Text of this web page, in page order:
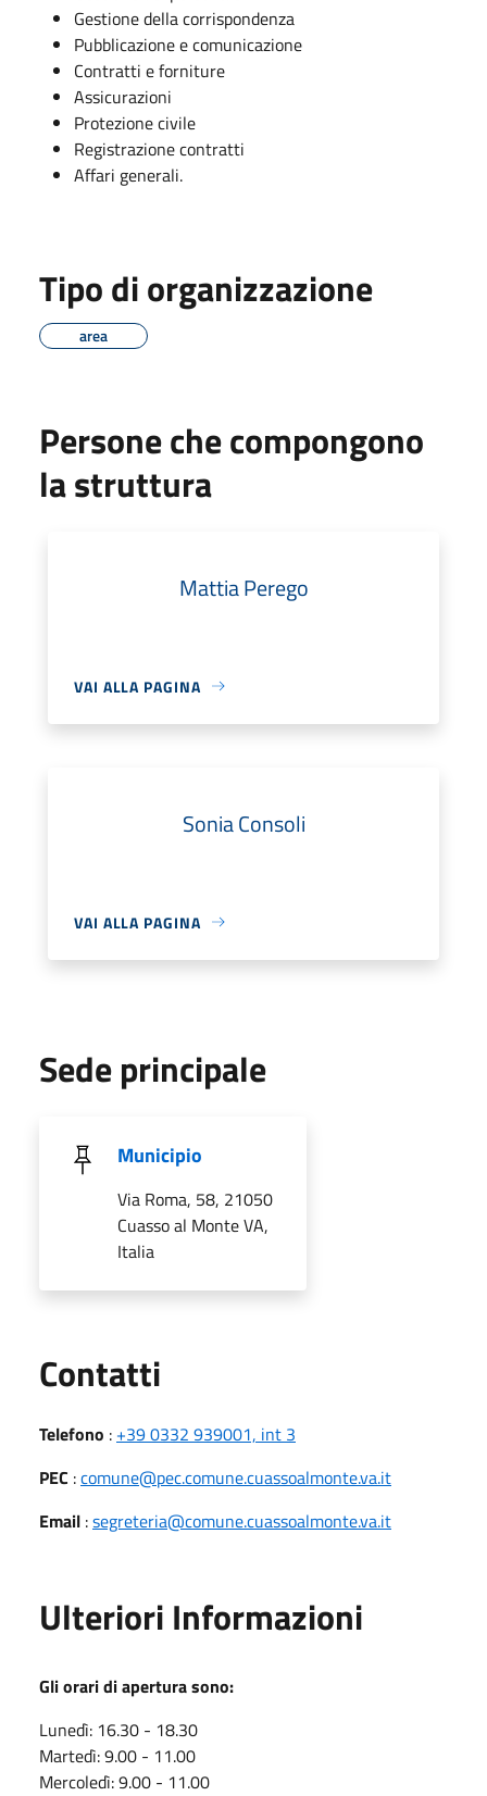
Gestione della corrispondenza
Pubblicazione e comunicazione
Contratti e forniture
Assicurazioni
Protezione civile
Registrazione contratti
Affari generali.
Tipo di organizzazione
area
Persone che compongono
la struttura
Mattia Perego
VAI ALLA PAGINA
Sonia Consoli
VAI ALLA PAGINA
Sede principale
Municipio
Via Roma, 58, 21050
Cuasso al Monte VA,
Italia
Contatti
Telefono : +39 0332 939001, int 3
PEC :comune@pec.comune.cuassoalmonte.va.it
Email :segreteria@comune.cuassoalmonte.va.it
Ulteriori Informazioni
Gli orari di apertura sono:
Lunedì: 16.30 - 18.30
Martedì: 9.00 - 11.00
Mercoledì: 9.00 - 11.00